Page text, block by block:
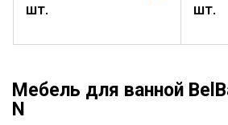
шт.
шт.
Мебель для ванной
N